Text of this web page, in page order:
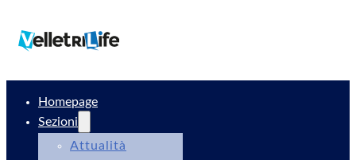
Homepage
Sezioni
Attualità